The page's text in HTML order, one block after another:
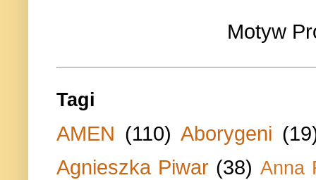
Motyw
Tagi
AMEN (110) Aborygeni
Agnieszka Piwar (38) Anna